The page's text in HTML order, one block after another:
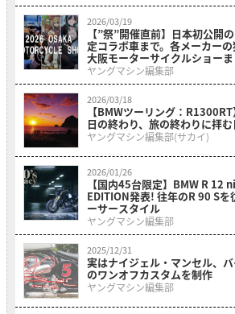
2026/03/19
【”祭”開催直前】日本初公開
定コラボ車まで。各メーカー
大阪モーターサイクルショー
ヤングマシン編集部
2026/03/18
【BMWツーリング：
日の終わり、旅の終わりに拝
ヤングマシン編集部(サカイ)
2026/01/26
【国内45台限定】BMW R 12
EDITION発表! 往年のR 90 Sを
ーサースタイル
ヤングマシン編集部
2025/12/31
実はナイジェル・マンセル、
のワンオフカスタムを制作
ヤングマシン編集部